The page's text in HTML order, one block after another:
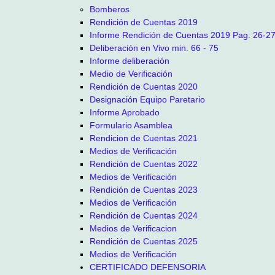
Bomberos
Rendición de Cuentas 2019
Informe Rendición de Cuentas 2019 Pag. 26-
Deliberación en Vivo min. 66 - 75
Informe deliberación
Medio de Verificación
Rendición de Cuentas 2020
Designación Equipo Paretario
Informe Aprobado
Formulario Asamblea
Rendicion de Cuentas 2021
Medios de Verificación
Rendición de Cuentas 2022
Medios de Verificación
Rendición de Cuentas 2023
Medios de Verificación
Rendición de Cuentas 2024
Medios de Verificacion
Rendición de Cuentas 2025
Medios de Verificación
CERTIFICADO DEFENSORIA